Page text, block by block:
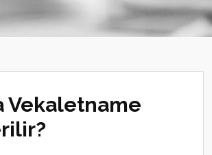
Vekaletname